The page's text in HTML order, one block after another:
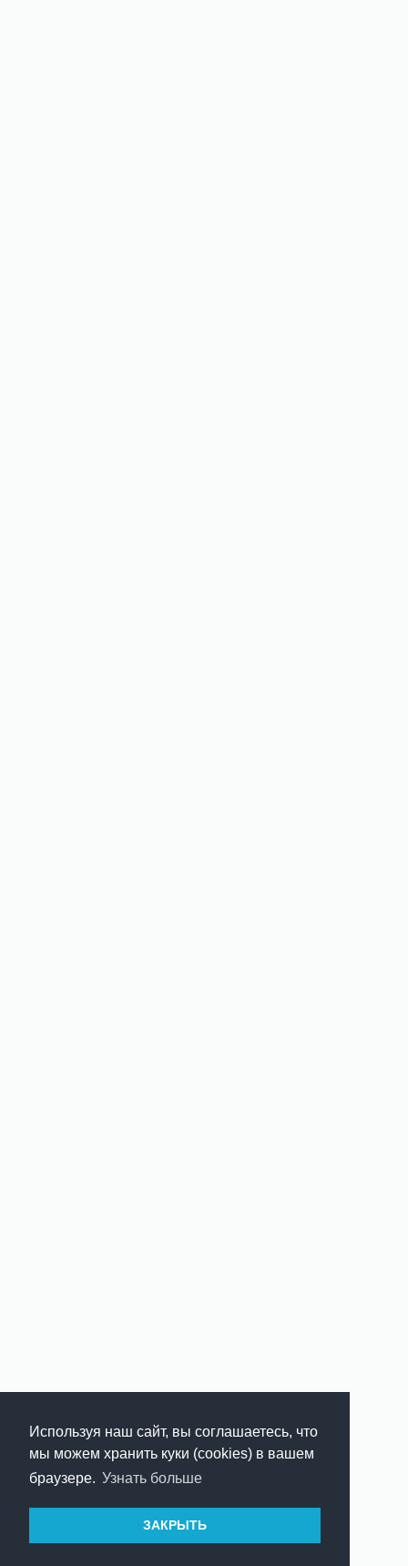
Используя наш сайт, вы соглашаетесь, что
мы можем хранить куки (cookies) в вашем
браузере. Узнать больше
ЗАКРЫТЬ